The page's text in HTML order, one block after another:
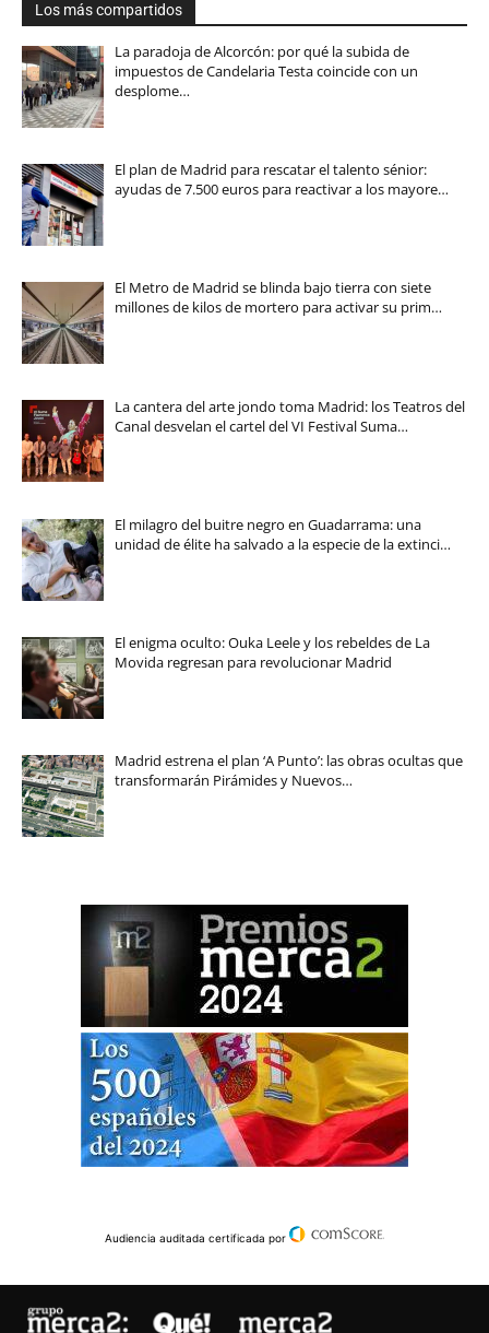
Los más compartidos
La paradoja de Alcorcón: por qué la subida de
impuestos de Candelaria Testa coincide con un
desplome…
El plan de Madrid para rescatar el talento sénior:
ayudas de 7.500 euros para reactivar a los mayore…
El Metro de Madrid se blinda bajo tierra con siete
millones de kilos de mortero para activar su prim…
La cantera del arte jondo toma Madrid: los Teatros del
Canal desvelan el cartel del VI Festival Suma…
El milagro del buitre negro en Guadarrama: una
unidad de élite ha salvado a la especie de la extinci…
El enigma oculto: Ouka Leele y los rebeldes de La
Movida regresan para revolucionar Madrid
Madrid estrena el plan ‘A Punto’: las obras ocultas que
transformarán Pirámides y Nuevos…
Audiencia auditada certificada por